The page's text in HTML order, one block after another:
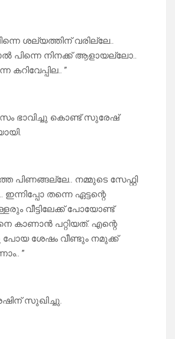
ശല്യത്തിന് വരില്ലേ..
പിന്നെ നിനക്ക് ആളായല്ലോ..
കറിവേപ്പില.. ”
ഭാവിച്ചു കൊണ്ട് സുരേഷ്
പിണങ്ങല്ലേ.. നമ്മുടെ സേഫ്റ്റി
ഇന്നിപ്പോ തന്നെ ഏട്ടന്റെ
വീട്ടിലേക്ക് പോയോണ്ട്
കാണാൻ പറ്റിയത്. എന്റെ
ശേഷം വീണ്ടും നമുക്ക്
”
സുഖിച്ചു.